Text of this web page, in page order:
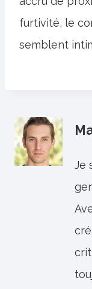
furtivité, le
semblent
Je